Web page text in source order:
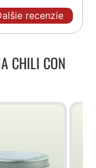
recenzie
CHILI CON